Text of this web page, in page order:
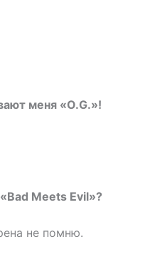
меня «O.G.»!
Meets Evil»?
не помню.